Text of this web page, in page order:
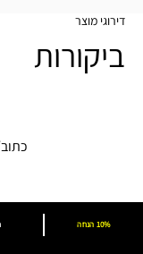
דירוגי מוצר
ביקורות
10% הנחה